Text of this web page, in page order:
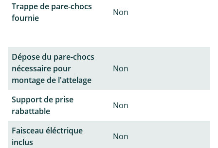
Trappe de pare-chocs
fournie
Non
Dépose du pare-chocs
nécessaire pour
montage de l'attelage
Non
Support de prise
rabattable
Non
Faisceau éléctrique
inclus
Non